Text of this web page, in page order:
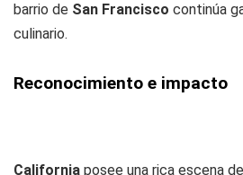
barrio de San Francisco continúa
culinario.
Reconocimiento e impacto
California posee una rica escena de